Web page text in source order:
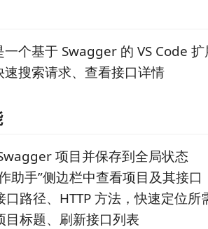
一个基于 Swagger 的 VS Code
速搜索请求、查看接口详情
项目并保存到全局状态
助手”侧边栏中查看项目及其接口
口路径、HTTP 方法，快速定位所
目标题、刷新接口列表